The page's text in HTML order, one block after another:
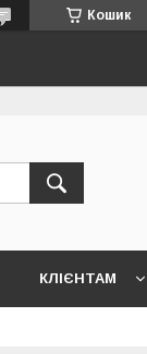
Кошик
КЛІЄНТАМ